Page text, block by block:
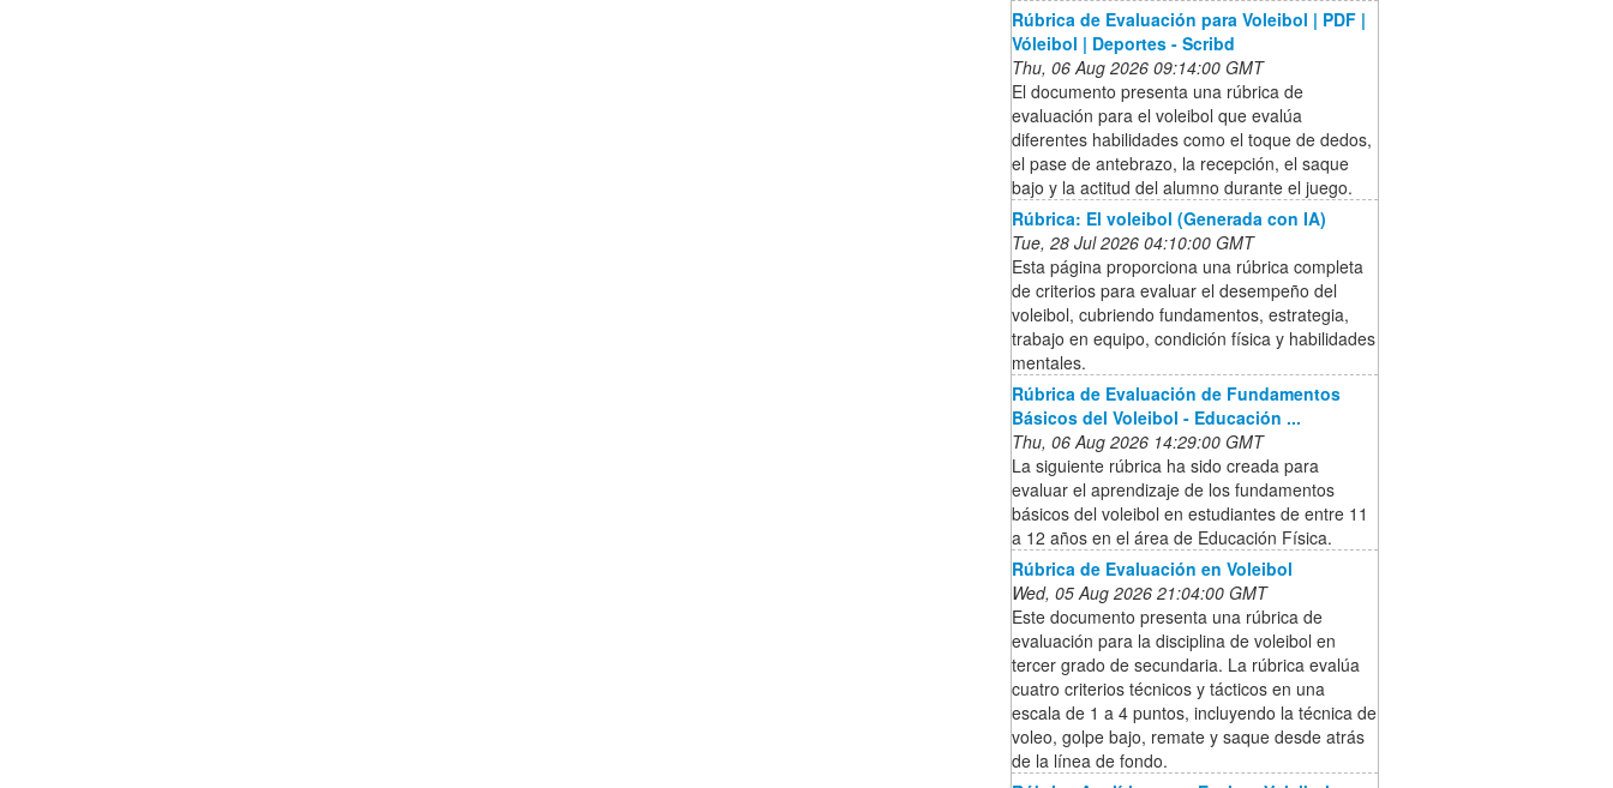
Rúbrica de Evaluación para Voleibol | PDF |
Vóleibol | Deportes - Scribd
Thu, 06 Aug 2026 09:14:00 GMT
El documento presenta una rúbrica de
evaluación para el voleibol que evalúa
diferentes habilidades como el toque de dedos,
el pase de antebrazo, la recepción, el saque
bajo y la actitud del alumno durante el juego.
Rúbrica: El voleibol (Generada con IA)
Tue, 28 Jul 2026 04:10:00 GMT
Esta página proporciona una rúbrica completa
de criterios para evaluar el desempeño del
voleibol, cubriendo fundamentos, estrategia,
trabajo en equipo, condición física y habilidades
mentales.
Rúbrica de Evaluación de Fundamentos
Básicos del Voleibol - Educación ...
Thu, 06 Aug 2026 14:29:00 GMT
La siguiente rúbrica ha sido creada para
evaluar el aprendizaje de los fundamentos
básicos del voleibol en estudiantes de entre 11
a 12 años en el área de Educación Física.
Rúbrica de Evaluación en Voleibol
Wed, 05 Aug 2026 21:04:00 GMT
Este documento presenta una rúbrica de
evaluación para la disciplina de voleibol en
tercer grado de secundaria. La rúbrica evalúa
cuatro criterios técnicos y tácticos en una
escala de 1 a 4 puntos, incluyendo la técnica de
voleo, golpe bajo, remate y saque desde atrás
de la línea de fondo.